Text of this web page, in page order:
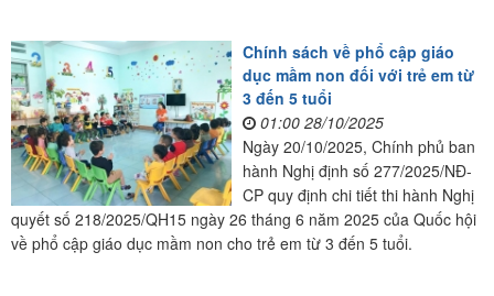
Chính sách về phổ cập giáo
dục mầm non đối với trẻ em từ
3 đến 5 tuổi
01:00 28/10/2025
Ngày 20/10/2025, Chính phủ ban
hành Nghị định số 277/2025/NĐ-
CP quy định chi tiết thi hành Nghị
quyết số 218/2025/QH15 ngày 26 tháng 6 năm 2025 của Quốc hội
về phổ cập giáo dục mầm non cho trẻ em từ 3 đến 5 tuổi.